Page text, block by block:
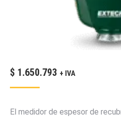
$ 1.650.793 + IVA
El medidor de espesor de